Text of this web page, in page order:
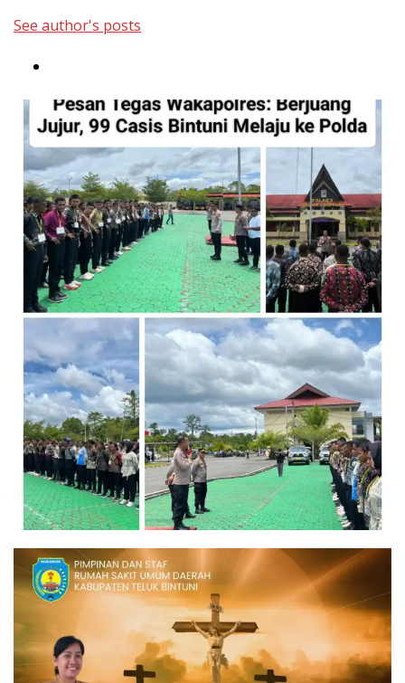
See author's posts